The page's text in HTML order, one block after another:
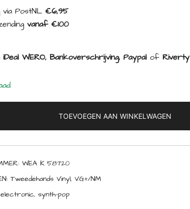
via PostNL €6,95
vanaf €100
iDeal WERO, Bankoverschrijving, Paypal of Riverty
TOEVOEGEN AAN WINKELWAGEN
WEA K 58720
Tweedehands Vinyl, VG+/NM
electronic, synth-pop